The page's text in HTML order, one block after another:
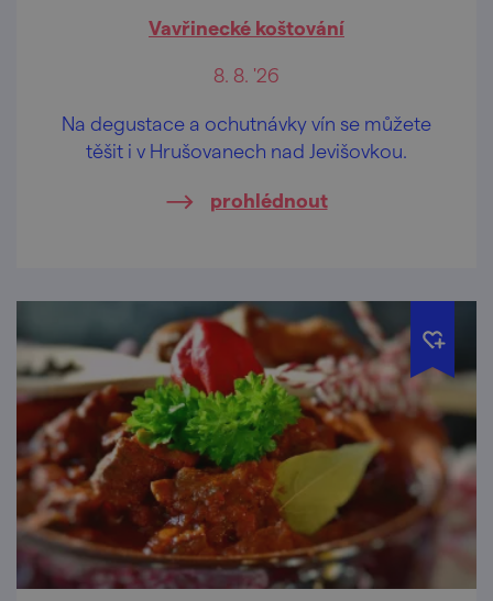
Vavřinecké koštování
8. 8. '26
Na degustace a ochutnávky vín se můžete
těšit i v Hrušovanech nad Jevišovkou.
prohlédnout